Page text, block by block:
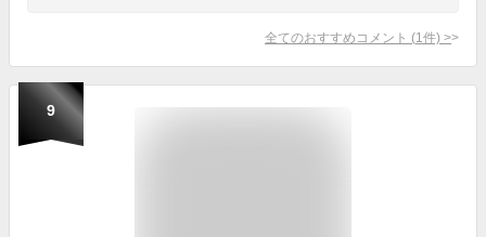
全てのおすすめコメント (1 件) >
9